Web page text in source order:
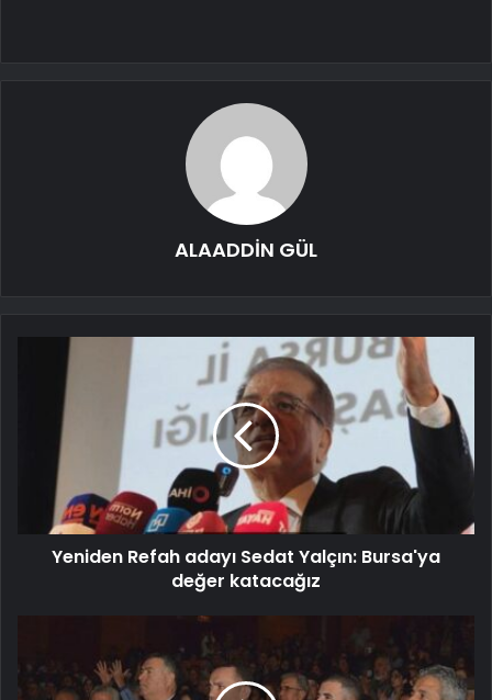
ALAADDİN GÜL
Yeniden Refah adayı Sedat Yalçın: Bursa'ya
değer katacağız